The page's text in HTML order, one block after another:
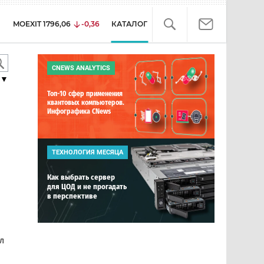
MOEXIT 1796,06 -0,36 КАТАЛОГ
CNEWS ANALYTICS
Топ-10 сфер применения
квантовых компьютеров.
Инфографика CNews
ТЕХНОЛОГИЯ МЕСЯЦА
Как выбрать сервер
для ЦОД и не прогадать
в перспективе